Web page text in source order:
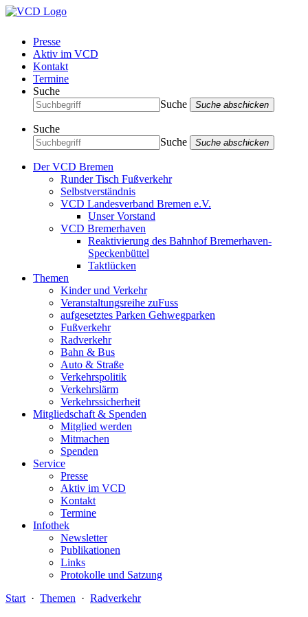
Presse
Aktiv im VCD
Kontakt
Termine
Suche
Suche
Suche abschicken
Suche
Suche
Suche abschicken
Der VCD Bremen
Runder Tisch Fußverkehr
Selbstverständnis
VCD Landesverband Bremen e.V.
Unser Vorstand
VCD Bremerhaven
Reaktivierung des Bahnhof Bremerhaven-
Speckenbüttel
Taktlücken
Themen
Kinder und Verkehr
Veranstaltungsreihe zuFuss
aufgesetztes Parken Gehwegparken
Fußverkehr
Radverkehr
Bahn & Bus
Auto & Straße
Verkehrspolitik
Verkehrslärm
Verkehrssicherheit
Mitgliedschaft & Spenden
Mitglied werden
Mitmachen
Spenden
Service
Presse
Aktiv im VCD
Kontakt
Termine
Infothek
Newsletter
Publikationen
Links
Protokolle und Satzung
Start · Themen · Radverkehr